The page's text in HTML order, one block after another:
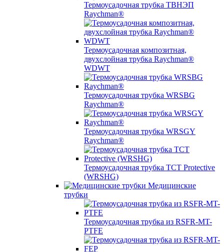
Термоусадочная трубка ТВНЭП
Raychman®
Термоусадочная композитная,
двухслойная трубка Raychman®
WDWT
Термоусадочная трубка WRSBG
Raychman®
Термоусадочная трубка WRSGY
Raychman®
Термоусадочная трубка TCT Protective
(WRSHG)
Медицинские
трубки
Термоусадочная трубка из RSFR-MT-
PTFE